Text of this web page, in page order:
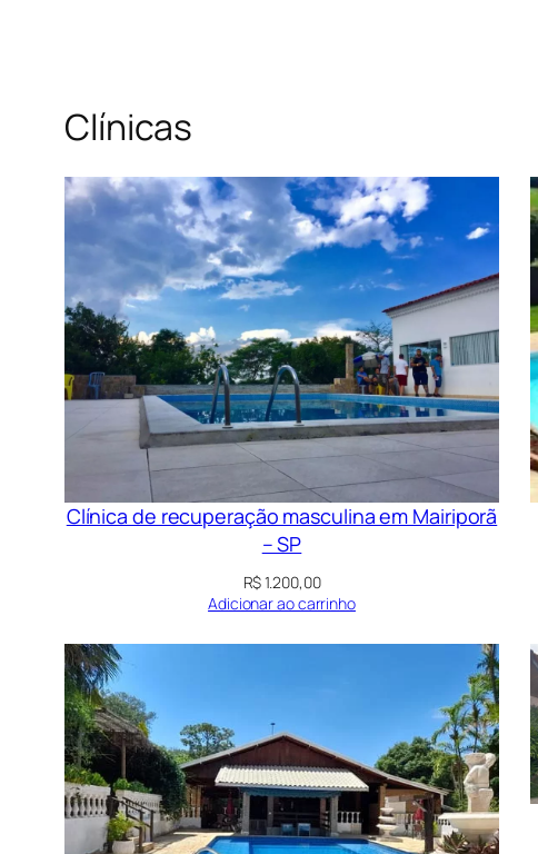
Clínicas
Clínica de recuperação masculina em Mairiporã
– SP
R$1.200,00
Adicionar ao carrinho